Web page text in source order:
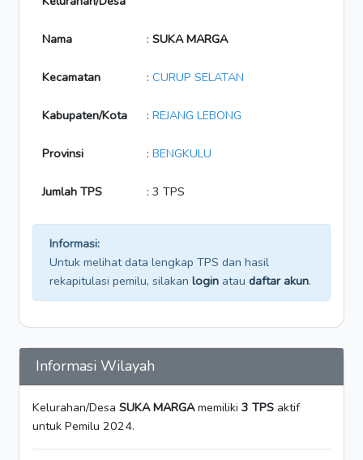
Nama : SUKA MARGA
Kecamatan : CURUP SELATAN
Kabupaten/Kota : REJANG LEBONG
Provinsi : BENGKULU
Jumlah TPS : 3 TPS
Informasi:
Untuk melihat data lengkap TPS dan hasil
rekapitulasi pemilu, silakan login atau daftar akun.
Informasi Wilayah
Kelurahan/Desa SUKA MARGAmemiliki 3 TPS aktif
untuk Pemilu 2024.